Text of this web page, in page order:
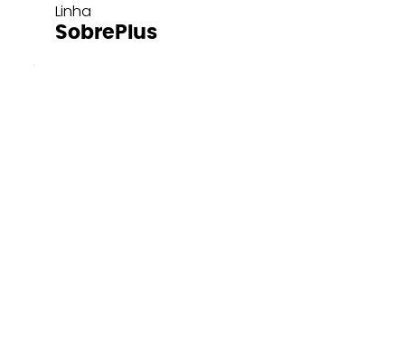
Linha
SobrePlus